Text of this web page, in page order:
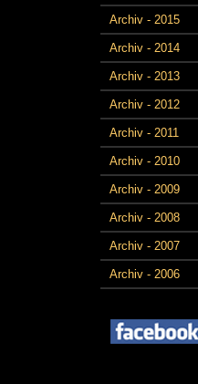
Archiv - 2015
Archiv - 2014
Archiv - 2013
Archiv - 2012
Archiv - 2011
Archiv - 2010
Archiv - 2009
Archiv - 2008
Archiv - 2007
Archiv - 2006